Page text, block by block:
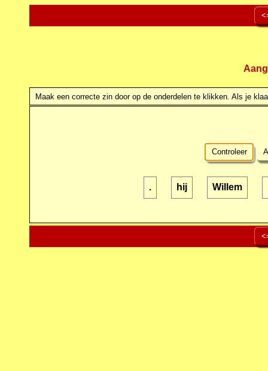
Maak een correcte zin door op de onderdelen te klikken. Als je
Controleer
. hij Willem